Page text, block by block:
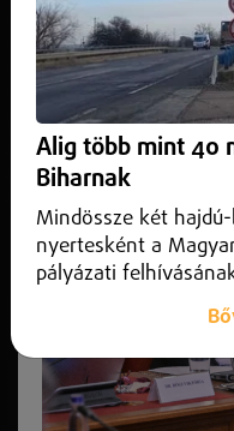
váltak a
2026. június 10.Belföld
Környezetvédelmi és
miniszter és az Európai
Alig több mint 40
Biharnak
Mindössze két
nyertesként a
pályázati